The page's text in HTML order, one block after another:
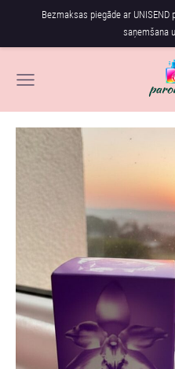
Bezmaksas piegāde ar
saņemšana